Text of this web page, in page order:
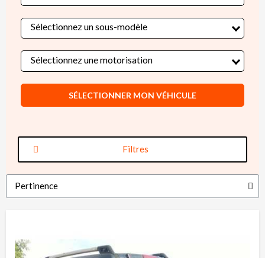
Filtres
Sélectionnez un sous-modèle
Sélectionnez une motorisation
SÉLECTIONNER MON VÉHICULE